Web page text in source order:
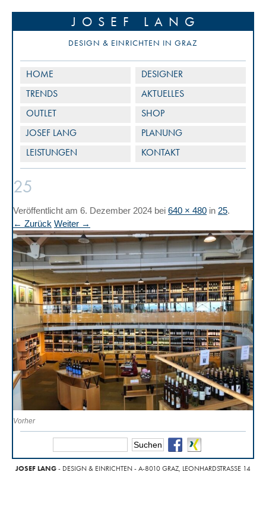
JOSEF LANG
DESIGN & EINRICHTEN IN GRAZ
HOME
DESIGNER
TRENDS
AKTUELLES
OUTLET
SHOP
JOSEF LANG
PLANUNG
LEISTUNGEN
KONTAKT
25
Veröffentlicht am 6. Dezember 2024 bei 640 × 480 in 25.
← Zurück Weiter →
Vorher
JOSEF LANG- DESIGN & EINRICHTEN - A-8010 GRAZ, LEONHARDSTRASSE 14